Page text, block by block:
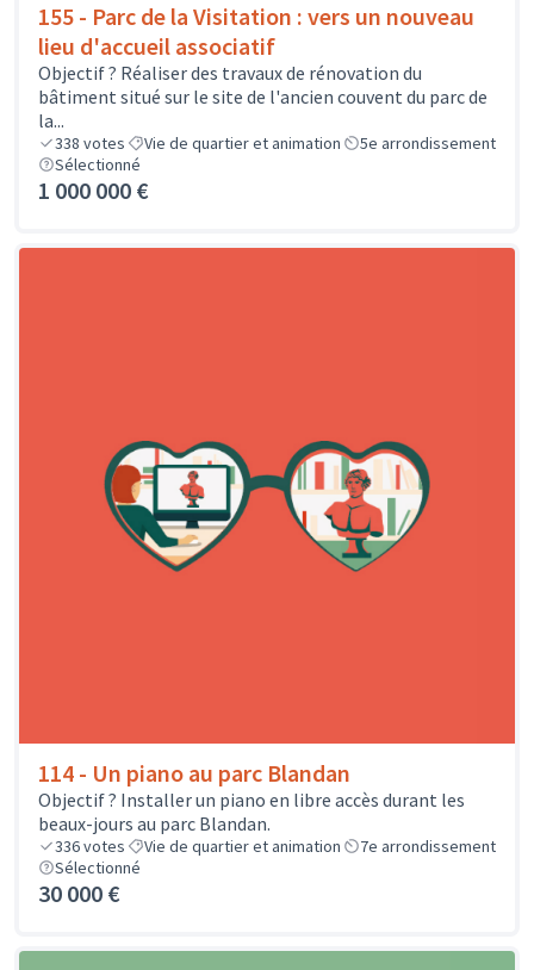
155 - Parc de la Visitation : vers un nouveau
lieu d'accueil associatif
Objectif ? Réaliser des travaux de rénovation du
bâtiment situé sur le site de l'ancien couvent du parc de
la...
338 votes Vie de quartier et animation
5e arrondissement
Sélectionné
1 000 000 €
114 - Un piano au parc Blandan
Objectif ? Installer un piano en libre accès durant les
beaux-jours au parc Blandan.
336votes Vie de quartier et animation
7e arrondissement
Sélectionné
30 000 €